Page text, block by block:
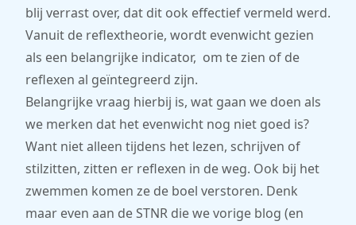
blij verrast over, dat dit ook effectief vermeld werd.
Vanuit de reflextheorie, wordt evenwicht gezien
als een belangrijke indicator, om te zien of de
reflexen al geïntegreerd zijn.
Belangrijke vraag hierbij is, wat gaan we doen als
we merken dat het evenwicht nog niet goed is?
Want niet alleen tijdens het lezen, schrijven of
stilzitten, zitten er reflexen in de weg. Ook bij het
zwemmen komen ze de boel verstoren. Denk
maar even aan de STNR die we vorige blog (en